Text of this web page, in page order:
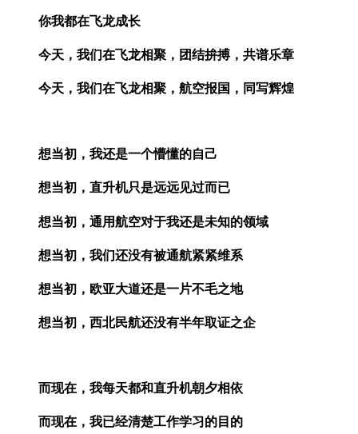
你我都在飞龙成长
今天，我们在飞龙相聚，团结拚搏，共谱乐章
今天，我们在飞龙相聚，航空报国，同写辉煌
想当初，我还是一个懵懂的自己
想当初，直升机只是远远见过而已
想当初，通用航空对于我还是未知的领域
想当初，我们还没有被通航紧紧维系
想当初，欧亚大道还是一片不毛之地
想当初，西北民航还没有半年取证之企
而现在，我每天都和直升机朝夕相依
而现在，我已经清楚工作学习的目的